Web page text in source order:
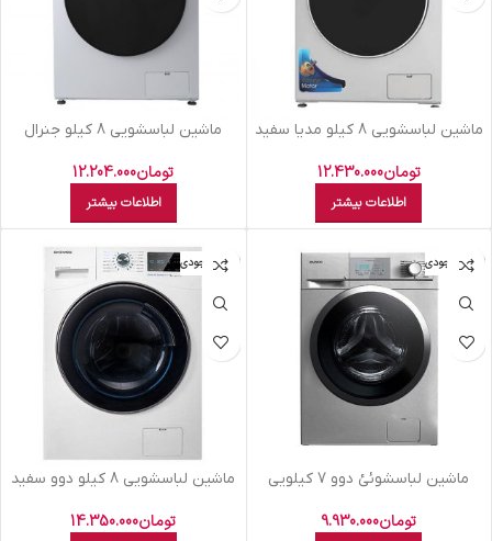
ماشين لباسشويي 8 کيلو مديا سفيد
تومان12.430.000
اطلاعات بیشتر
ماشين لباسشويي 8 کيلو جنرال
تومان12.204.000
اطلاعات بیشتر
اتمام موجودی
ماشين لباسشوئئ دوو 7 کيلويي
تومان9.930.000
اتمام موجودی
ماشين لباسشويي 8 کيلو دوو سفيد
تومان14.350.000